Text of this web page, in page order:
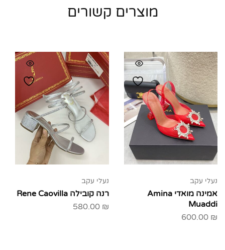
מוצרים קשורים
נעלי עקב
אמינה מואדי Amina
Muaddi
600.00 ₪
נעלי עקב
רנה קובילה Rene Caovilla
580.00 ₪